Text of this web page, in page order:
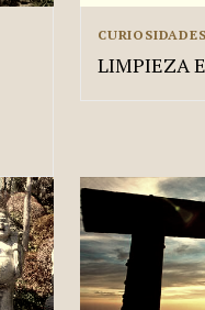
CURIOSIDADES
LIMPIEZA